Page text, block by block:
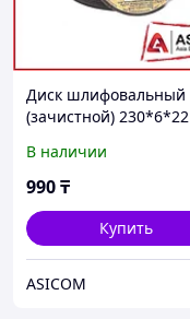
Диск шлифовальный
(зачистной) 230*6*22
В наличии
990₸
Купить
ASICOM